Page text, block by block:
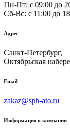
Пн-Пт: с 09:00 до
Сб-Вс: c 11:00 до
Адрес
Санкт-Петербург,
Октябрьская
Email
zakaz@spb-ato.ru
Информация о компании